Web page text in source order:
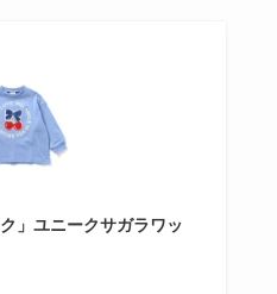
」ユニークサガラワッ